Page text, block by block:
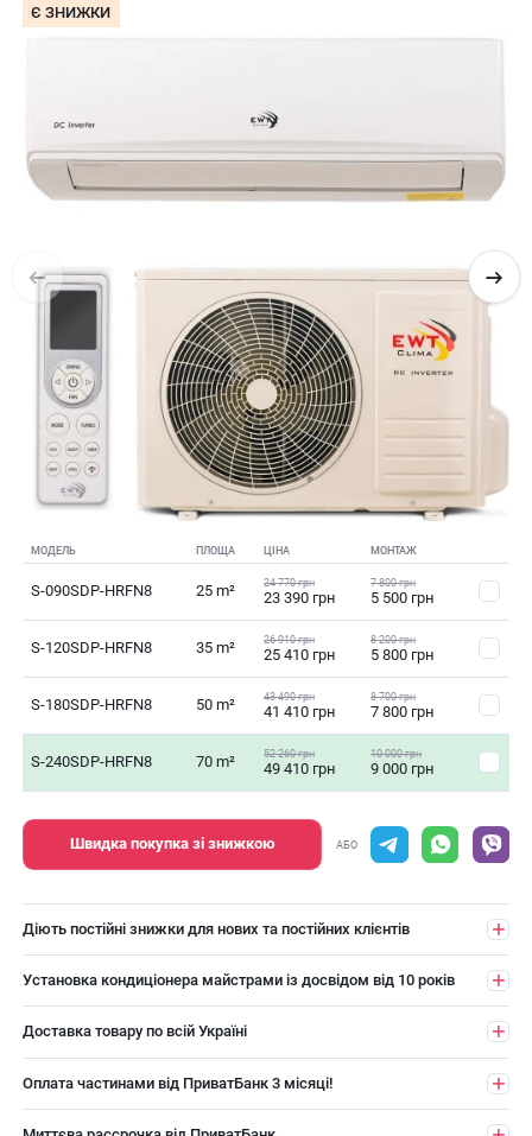
Є ЗНИЖКИ
МОДЕЛЬ ПЛОЩА ЦІНА МОНТАЖ
S-090SDP-HRFN8 25 m² 24 770 грн
23 390 грн
7 800 грн
5 500 грн
S-120SDP-HRFN8 35 m² 26 910 грн
25 410 грн
8 200 грн
5 800 грн
S-180SDP-HRFN8 50 m² 43 490 грн
41 410 грн
8 700 грн
7 800 грн
S-240SDP-HRFN8 70 m² 52 260 грн
49 410 грн
10 000 грн
9 000 грн
Швидка покупка зі знижкою АБО
Діють постійні знижки для нових та постійних клієнтів
Установка кондиціонера майстрами із досвідом від 10 років
Доставка товару по всій Україні
Оплата частинами від ПриватБанк 3 місяці!